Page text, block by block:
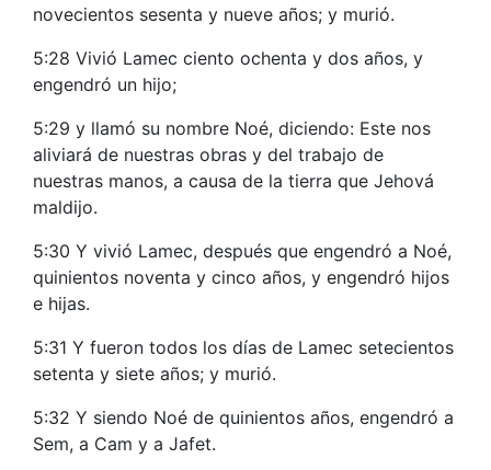
novecientos sesenta y nueve años; y murió.
5:28 Vivió Lamec ciento ochenta y dos años, y
engendró un hijo;
5:29 y llamó su nombre Noé, diciendo: Este nos
aliviará de nuestras obras y del trabajo de
nuestras manos, a causa de la tierra que Jehová
maldijo.
5:30 Y vivió Lamec, después que engendró a Noé,
quinientos noventa y cinco años, y engendró hijos
e hijas.
5:31 Y fueron todos los días de Lamec setecientos
setenta y siete años; y murió.
5:32 Y siendo Noé de quinientos años, engendró a
Sem, a Cam y a Jafet.